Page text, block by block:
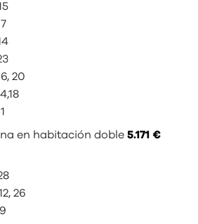
20
en habitación doble 5.171 €